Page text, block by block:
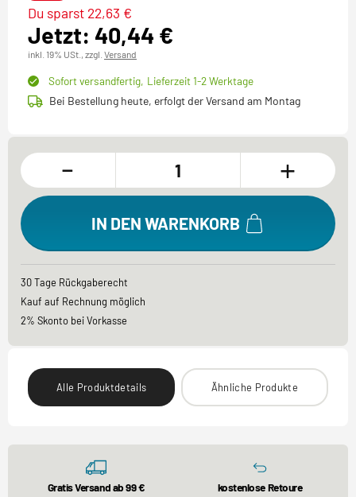
Jetzt: 40,44 €
Du sparst 22,63 €
inkl. 19% USt., zzgl. Versand
Sofort versandfertig, Lieferzeit 1-2 Werktage
Bei Bestellung heute, erfolgt der Versand am Montag
- +
IN DEN WARENKORB
30 Tage Rückgaberecht
Kauf auf Rechnung möglich
2% Skonto bei Vorkasse
Alle Produktdetails Ähnliche Produkte
Gratis Versand ab 99 € kostenlose Retoure